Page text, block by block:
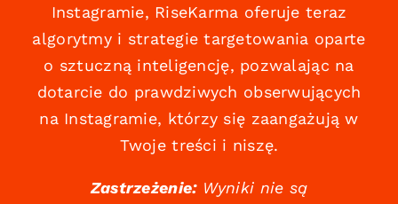
Instagramie, RiseKarma oferuje teraz
algorytmy i strategie targetowania oparte
o sztuczną inteligencję, pozwalając na
dotarcie do prawdziwych obserwujących
na Instagramie, którzy się zaangażują w
Twoje treści i niszę.
Zastrzeżenie:Wyniki nie są